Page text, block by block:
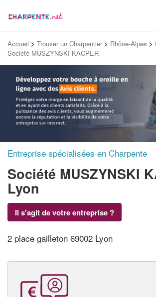
Accueil > Trouver un Charpentier > Rhône-Alpes >
Société MUSZYNSKI KACPER
Entreprise spécialisées en Charpente
Société MUSZYNSKI
Lyon
Il s'agit de votre entreprise ?
2 place gailleton 69002 Lyon